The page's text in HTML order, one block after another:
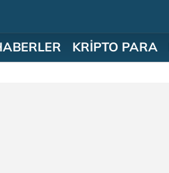
KRİPTO PARA